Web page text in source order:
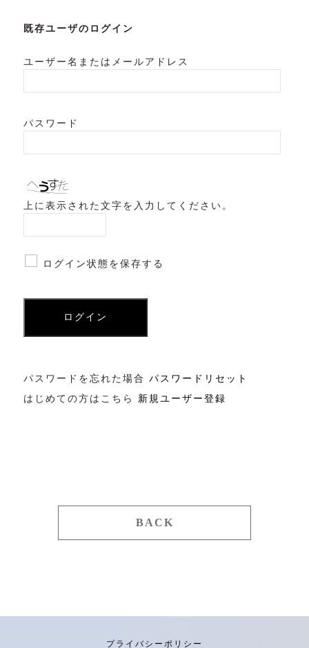
既存ユーザのログイン
ユーザー名またはメールアドレス
パスワード
上に表示された文字を入力してください。
ログイン状態を保存する
パスワードを忘れた場合 パスワードリセット
はじめての方はこちら 新規ユーザー登録
BACK
プライバシーポリシー